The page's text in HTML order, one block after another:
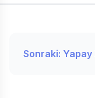
Sonraki: